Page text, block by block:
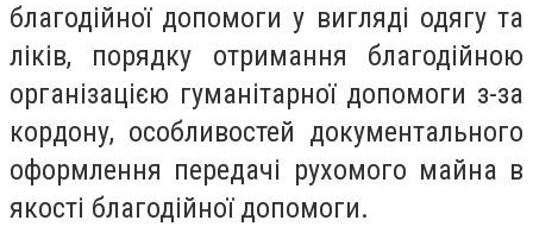
благодійної допомоги у вигляді одягу та
ліків, порядку отримання благодійною
організацією гуманітарної допомоги з-за
кордону, особливостей документального
оформлення передачі рухомого майна в
якості благодійної допомоги.